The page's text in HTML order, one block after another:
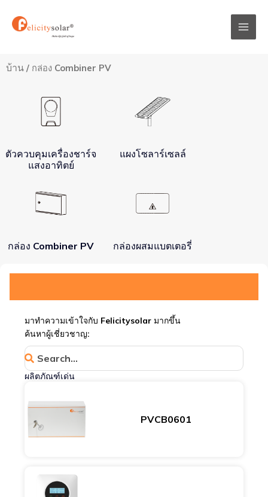
บ้าน / กล่อง Combiner PV
ตัวควบคุมเครื่องชาร์จ
แสงอาทิตย์
แผงโซลาร์เซลล์
กล่อง Combiner PV กล่องผสมแบตเตอรี่
มาทำความเข้าใจกับ Felicitysolar มากขึ้น
ค้นหาผู้เชี่ยวชาญ:
ผลิตภัณฑ์เด่น
PVCB0601